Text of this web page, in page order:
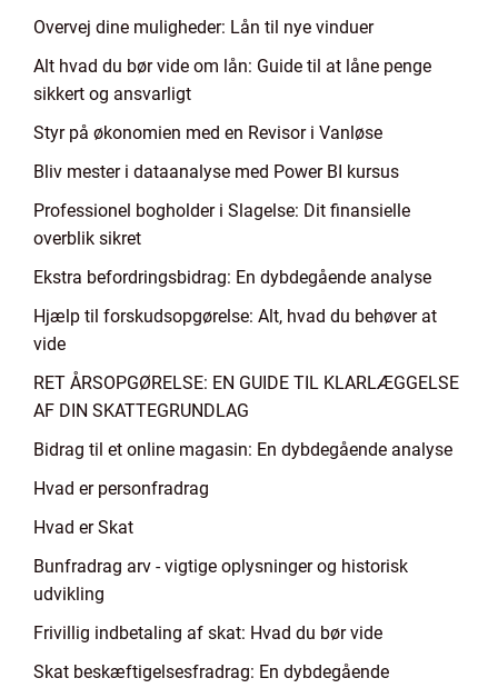
Overvej dine muligheder: Lån til nye vinduer
Alt hvad du bør vide om lån: Guide til at låne penge
sikkert og ansvarligt
Styr på økonomien med en Revisor i Vanløse
Bliv mester i dataanalyse med Power BI kursus
Professionel bogholder i Slagelse: Dit finansielle
overblik sikret
Ekstra befordringsbidrag: En dybdegående analyse
Hjælp til forskudsopgørelse: Alt, hvad du behøver at
vide
RET ÅRSOPGØRELSE: EN GUIDE TIL KLARLÆGGELSE
AF DIN SKATTEGRUNDLAG
Bidrag til et online magasin: En dybdegående analyse
Hvad er personfradrag
Hvad er Skat
Bunfradrag arv - vigtige oplysninger og historisk
udvikling
Frivillig indbetaling af skat: Hvad du bør vide
Skat beskæftigelsesfradrag: En dybdegående